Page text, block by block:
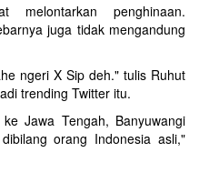
melontarkan penghinaan.
juga tidak mengandung
ngeri X Sip deh." tulis Ruhut
trending Twitter itu.
Jawa Tengah, Banyuwangi
orang Indonesia asli,"